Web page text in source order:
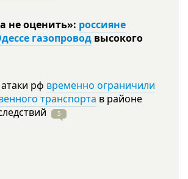
не оценить»: россияне
газопровод высокого
рф временно ограничили
транспорта в районе
5